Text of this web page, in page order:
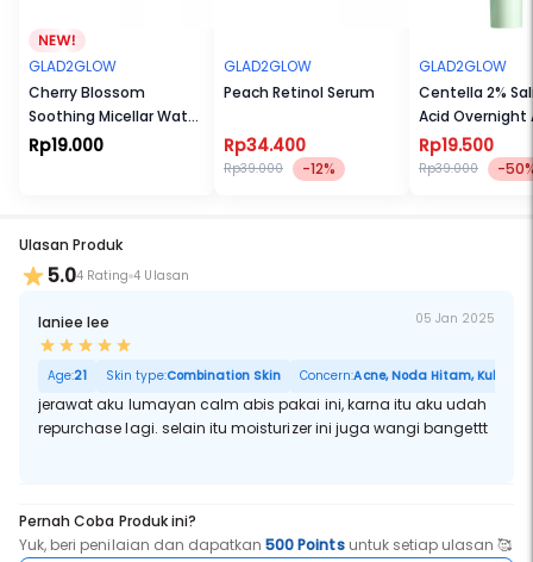
GLAD2GLOW
Cherry Blossom
Soothing Micellar Water
Wipes
Rp19.000
GLAD2GLOW
Peach Retinol Serum
Rp34.400
Rp39.000 -12%
GLAD2GLOW
Centella 2%
Acid Overnight
Spot
Rp19.500
Rp39.000 -
Ulasan Produk
5.04 Rating 4 Ulasan
laniee lee 05 Jan 2025
Age:21 Skin type:Combination Skin Concern:Acne, Noda Hitam, Kulit
jerawat aku lumayan calm abis pakai ini, karna itu aku udah
repurchase lagi. selain itu moisturizer ini juga wangi bangettt
Pernah Coba Produk ini?
Yuk, beri penilaian dan dapatkan500 Pointsuntuk setiap ulasan 🥰